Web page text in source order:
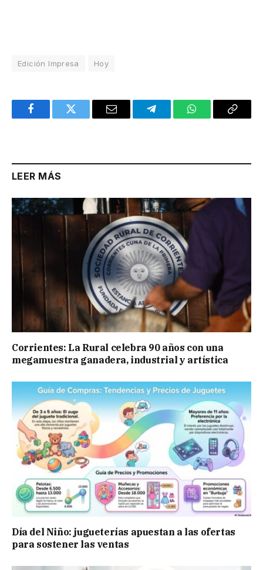
Edición Impresa Hoy
FacebookTwitter Email TelegramWhatsAppCopy
LEER MÁS
Corrientes: La Rural celebra 90 años con una
megamuestra ganadera, industrial y artística
Día del Niño: jugueterías apuestan a las ofertas
para sostener las ventas